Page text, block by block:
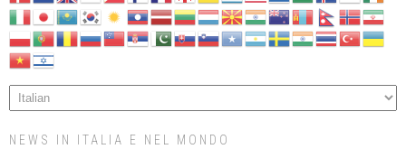
NEWS IN ITALIA E NEL MONDO